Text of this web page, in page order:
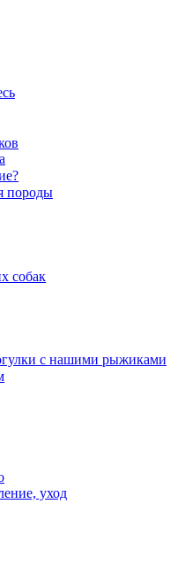
породы
собак
с нашими рыжиками
уход